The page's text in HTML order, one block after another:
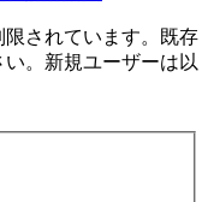
されています。既存
。新規ユーザーは以